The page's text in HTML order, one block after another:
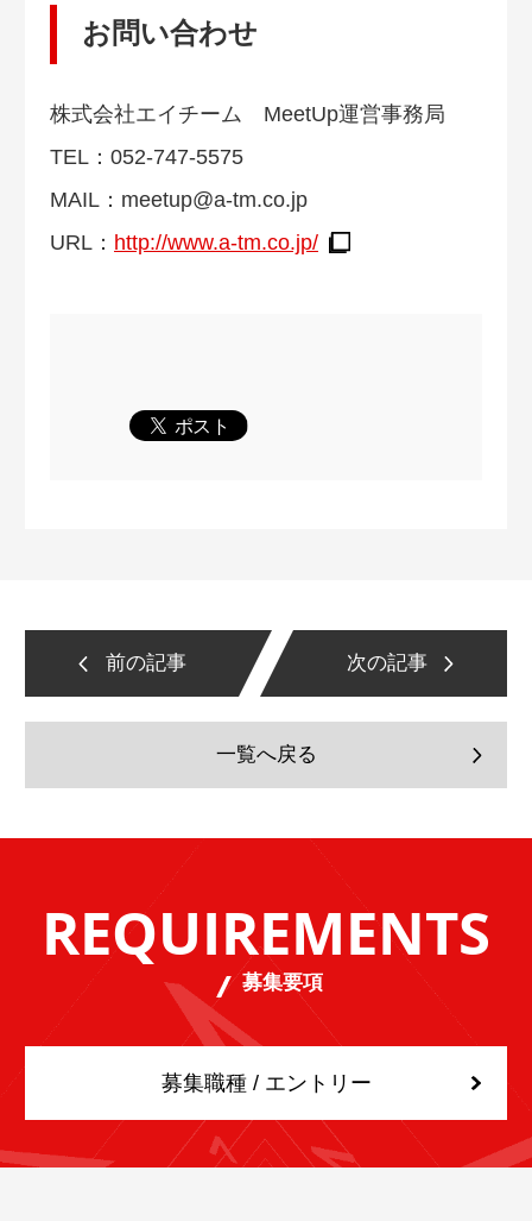
お問い合わせ
株式会社エイチーム MeetUp運営事務局
TEL：052-747-5575
MAIL： meetup@a-tm.co.jp
URL： http://www.a-tm.co.jp/
前の記事 次の記事
一覧へ戻る
REQUIREMENTS
募集要項
募集職種 / エントリー